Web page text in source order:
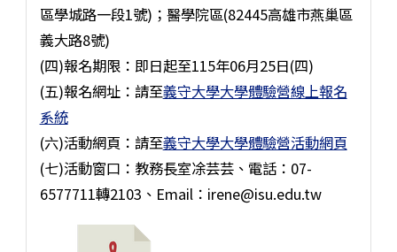
區學城路一段1號)；醫學院區(82445高雄市燕巢區
義大路8號)
(四)報名期限：即日起至115年06月25日(四)
(五)報名網址：請至義守大學大學體驗營線上報名
系統
(六)活動網頁：請至義守大學大學體驗營活動網頁
(七)活動窗口：教務長室凃芸芸、電話：07-
6577711轉2103、Email：irene@isu.edu.tw